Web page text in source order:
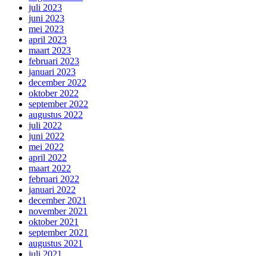
juli 2023
juni 2023
mei 2023
april 2023
maart 2023
februari 2023
januari 2023
december 2022
oktober 2022
september 2022
augustus 2022
juli 2022
juni 2022
mei 2022
april 2022
maart 2022
februari 2022
januari 2022
december 2021
november 2021
oktober 2021
september 2021
augustus 2021
juli 2021